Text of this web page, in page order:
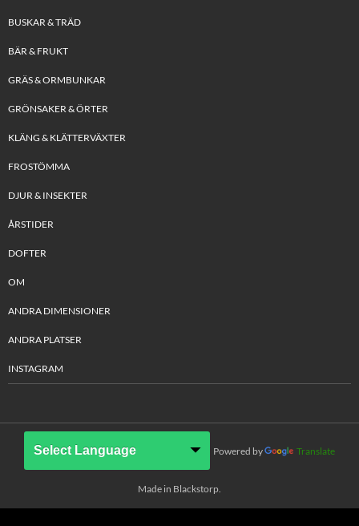
BUSKAR & TRÄD
BÄR & FRUKT
GRÄS & ORMBUNKAR
GRÖNSAKER & ÖRTER
KLÄNG & KLÄTTERVÄXTER
FROSTÖMMA
DJUR & INSEKTER
ÅRSTIDER
DOFTER
OM
ANDRA DIMENSIONER
ANDRA PLATSER
INSTAGRAM
Powered by Translate
Made in Blackstorp.